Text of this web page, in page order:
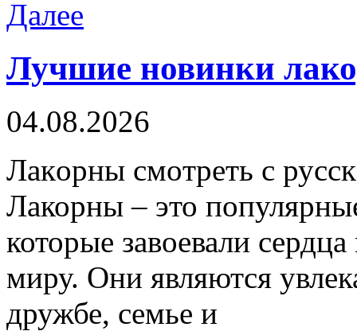
Далее
Лучшие новинки
04.08.2026
Лaкoрны смoтрeть с
Лакорны – это
которые завоевали
миру. Они являются
дружбе, семье и